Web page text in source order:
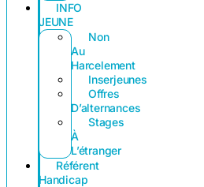
INFO
JEUNE
Non
Au
Harcelement
Inserjeunes
Offres
D’alternances
Stages
À
L’étranger
Référent
Handicap